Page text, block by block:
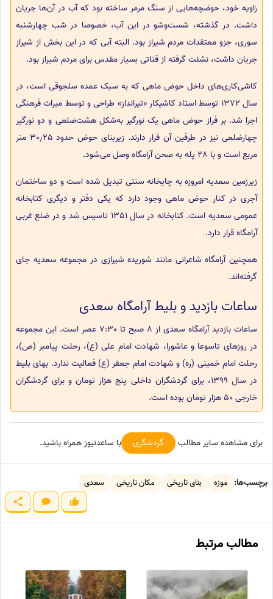
زاویه خود، حوضچه‌هایی از سنگ مرمر ساخته بود که آب در آن‌ها جریان
داشت. در گذشته، شست‌و‌شو در این آب، خصوصا در شب چهارشنبه
سوری، جزو معتقدات مردم شیراز بود. البته آبی که در این بخش از شیراز
جریان داشت، نشئت گرفته از قناتی بسیار مقدس برای مردم شیراز بود.
کاشی‌کاری‌های داخل حوض ماهی که به سبک عمده سلجوقی است، در
سال 1372 توسط استاد کاشیکار «تیرانداز» طراحی و توسط میراث فرهنگی
اجرا شد. بر فراز حوض ماهی یک نورگیر به‌شکل هشت‌ضلعی و دو نورگیر
چهارضلعی نیز در طرفین آن قرار دارند. زیربنای حوض حدود 30٫25 متر
مربع است و با 28 پله به صحن آرامگاه وصل می‌شود.
زیرزمین سعدیه امروزه به چایخانه سنتی تبدیل شده‌ است و دو ساختمان
آجری در کنار حوض ماهی وجود دارد که یکی دفتر و دیگری کتابخانه
عمومی سعدیه‌ است. کتابخانه در سال 1351 تاسیس شد و در ضلع غربی
آرامگاه قرار دارد.
همچنین آرامگاه شاعرانی مانند شوریده شیرازی در مجموعه سعدیه جای
گرفته‌اند.
ساعات بازدید و بلیط آرامگاه سعدی
ساعات بازدید آرامگاه سعدی از 8 صبح تا 7:30 عصر است. این مجموعه
در روزهای تاسوعا و عاشورا، شهادت امام علی (ع)، رحلت پیامبر (ص)،
رحلت امام خمینی (ره) و شهادت امام جعفر (ع) فعالیت ندارد. بهای بلیط
در سال 1399، برای گردشگران داخلی پنج هزار تومان و برای گردشگران
خارجی 50 هزار تومان بوده است.
برای مشاهده سایر مطالب گردشگری با ساعدنیوز همراه باشید.
برچسب‌ها: موزه بنای تاریخی مکان تاریخی سعدی
مطالب مرتبط